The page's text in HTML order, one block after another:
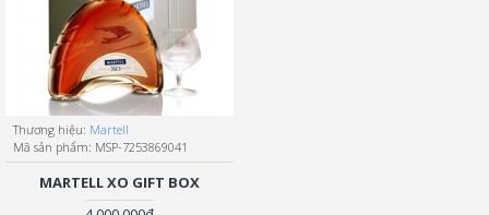
Thương hiệu: Martell
Mã sản phẩm: MSP-7253869041
MARTELL XO GIFT BOX